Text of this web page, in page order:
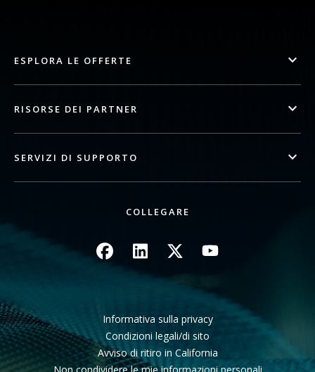
ESPLORA LE OFFERTE
RISORSE DEI PARTNER
SERVIZI DI SUPPORTO
COLLEGARE
ImmagineImmagineImmagineImmagine
Informativa sulla privacy
Condizioni legali/di sito
Avviso di ritiro in California